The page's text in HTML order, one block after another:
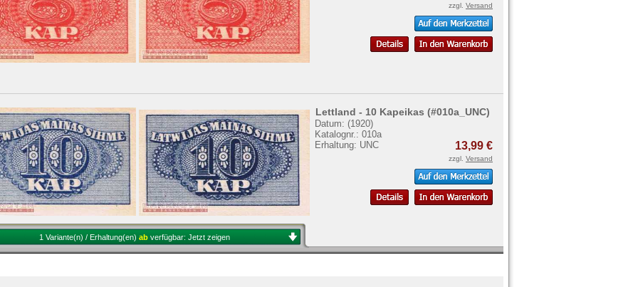
zzgl. Versand
Lettland - 10 Kapeikas (#010a_UNC)
Datum: (1920)
Katalognr.: 010a
Erhaltung: UNC
13,99 €
zzgl. Versand
1 Variante(n) / Erhaltung(en) ab verfügbar: Jetzt zeigen